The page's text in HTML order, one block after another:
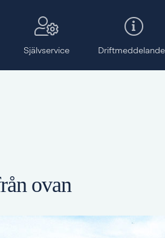
Självservice
ovan